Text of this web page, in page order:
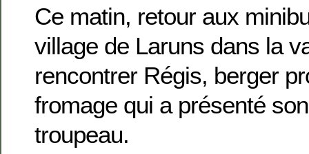
Ce matin, retour aux
village de Laruns dans la
rencontrer Régis, berger
fromage qui a présenté
troupeau.